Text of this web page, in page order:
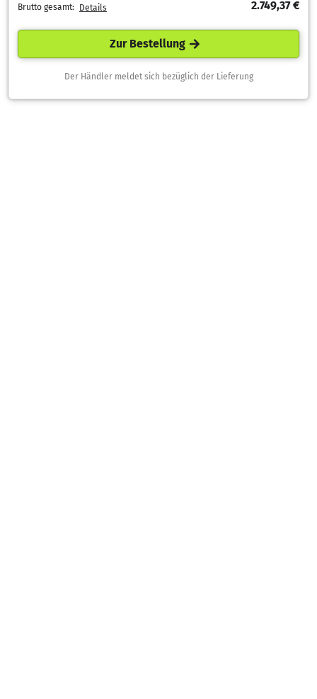
Brutto gesamt: Details 2.749,37 €
Zur Bestellung
Der Händler meldet sich bezüglich der Lieferung